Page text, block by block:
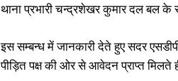
थाना प्रभारी चन्द्रशेखर कुमार दल बल
इस सम्बन्ध में जानकारी देते हुए सदर
पीड़ित पक्ष की ओर से आवेदन प्राप्त मिलते